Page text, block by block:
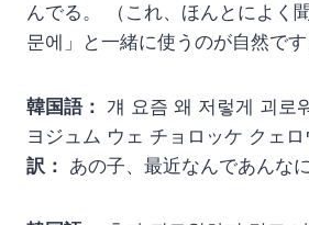
んでる。 （これ、ほんとによく
문에」と一緒に使うのが自然です
韓国語： 걔 요즘 왜 저렇게 괴로
ヨジュム ウェ チョロッケ クェロ
訳： あの子、最近なんであんな